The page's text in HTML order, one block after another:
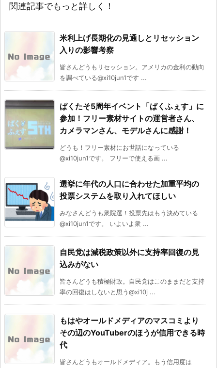
関連記事でもっと詳しく！
米利上げ長期化の見通しとリセッション
入りの影響考察
皆さんどうもリセッション。アメリカの金利の動向
を調べている@xi10jun1です ...
ぱくたそ5周年イベント「ぱくふぇす」に
参加！フリー素材サイトの運営者さん、
カメラマンさん、モデルさんに感謝！
どうも！フリー素材にお世話になっている
@xi10jun1です。 フリーで使える画 ...
選挙に年代の人口に合わせた加重平均の
投票システムを取り入れてほしい
みなさんどうも衆院選！投票先はもう決めている
@xi10jun1です。 いよいよ衆 ...
自民党は減税政策以外に支持率回復の見
込みがない
皆さんどうも積極財政。自民党はこのままだと支持
率の回復はしないと思う@xi10j ...
もはやオールドメディアのマスコミより
その辺のYouTuberのほうが信用できる時
代
皆さんどうもオールドメディア。もう信用度は